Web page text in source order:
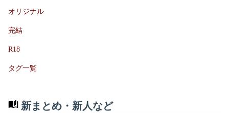
オリジナル
完結
R18
タグ一覧
新まとめ・新人など